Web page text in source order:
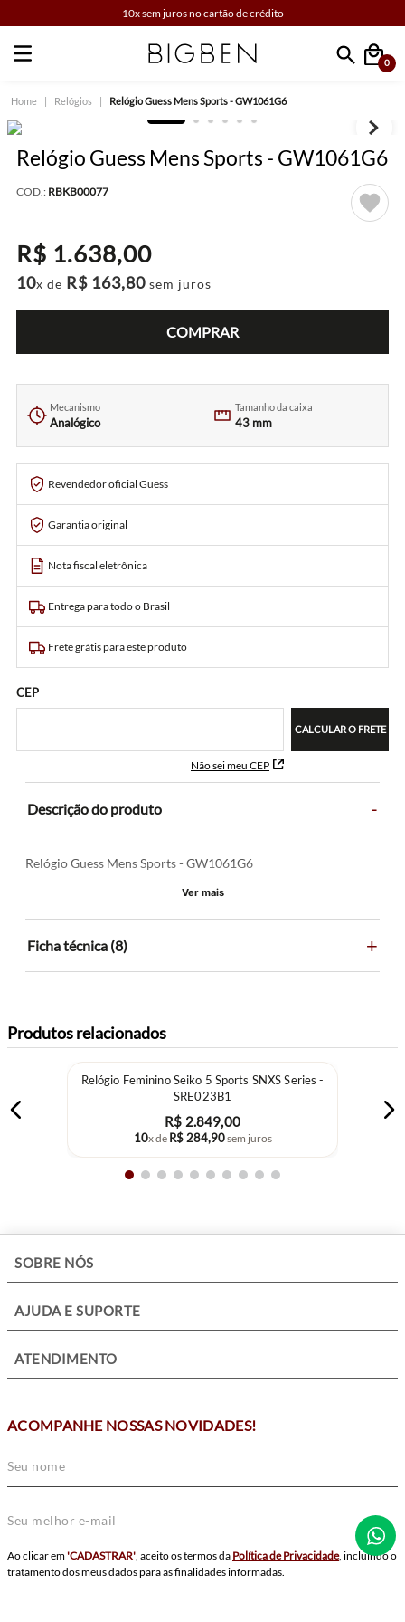
10x sem juros no cartão de crédito
Faça sua busca
0
Relógios Relógio Guess Mens Sports - GW1061G6
Relógio Guess Mens Sports - GW1061G6
COD.: RBKB00077
R$ 1.638,00
10x de R$ 163,80 sem juros
COMPRAR
Mecanismo
Analógico
Tamanho da caixa
43 mm
Revendedor oficial Guess
Garantia original
Nota fiscal eletrônica
Entrega para todo o Brasil
Frete grátis para este produto
CEP
Não sei meu CEP
CALCULAR O FRETE
Descrição do produto -
Relógio Guess Mens Sports - GW1061G6
Ver mais
Ficha técnica (8) +
Produtos relacionados
Relógio Feminino Seiko 5 Sports SNXS Series -
SRE023B1
R$ 2.849,00
10x de R$ 284,90sem juros
SOBRE NÓS
AJUDA E SUPORTE
ATENDIMENTO
ACOMPANHE NOSSAS NOVIDADES!
Ao clicar em'CADASTRAR', aceito os termos da Política de Privacidade, incluindo o
tratamento dos meus dados para as finalidades informadas.